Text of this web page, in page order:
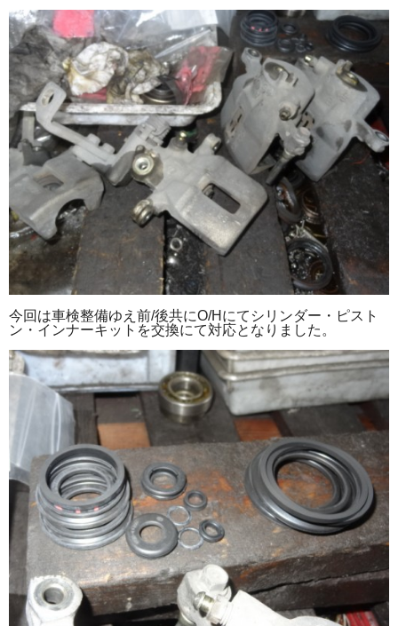
今回は車検整備ゆえ前/後共にO/Hにてシリンダー・ピスト
ン・インナーキットを交換にて対応となりました。